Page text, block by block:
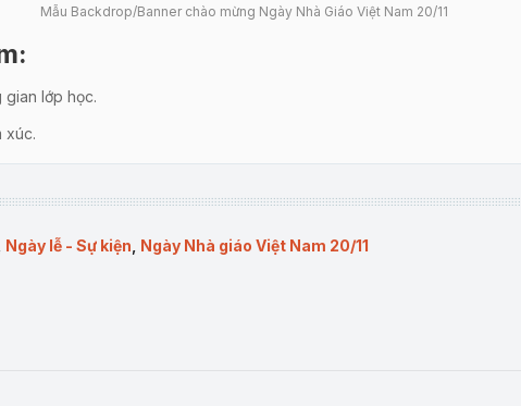
Mẫu Backdrop/Banner chào mừng Ngày Nhà Giáo Việt Nam 20/11
:
lớp học.
xúc.
Ngày lễ - Sự kiện Ngày Nhà giáo Việt Nam 20/11